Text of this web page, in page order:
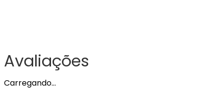
Avaliações
Carregando…